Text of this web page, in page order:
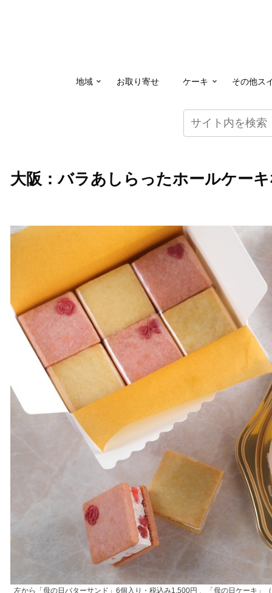
地域 お取り寄せ ケーキ その他ス
大阪：バラあしらったホールケー
左から「母の日バターサンド」6個入り・税込み1,500円 、「母の日ケーキ